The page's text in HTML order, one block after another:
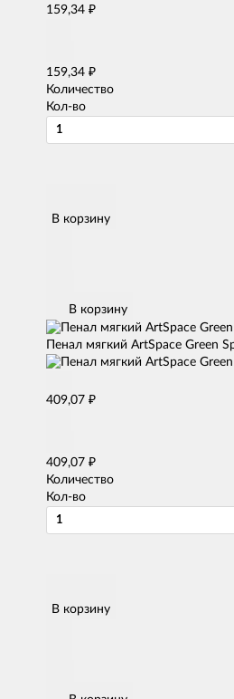
159,34 ₽
159,34 ₽
Количество
Кол-во
В корзину
В корзину
Пенал мягкий ArtSpace Green
409,07 ₽
409,07 ₽
Количество
Кол-во
В корзину